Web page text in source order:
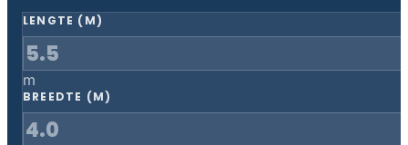
LENGTE (M)
m
BREEDTE (M)